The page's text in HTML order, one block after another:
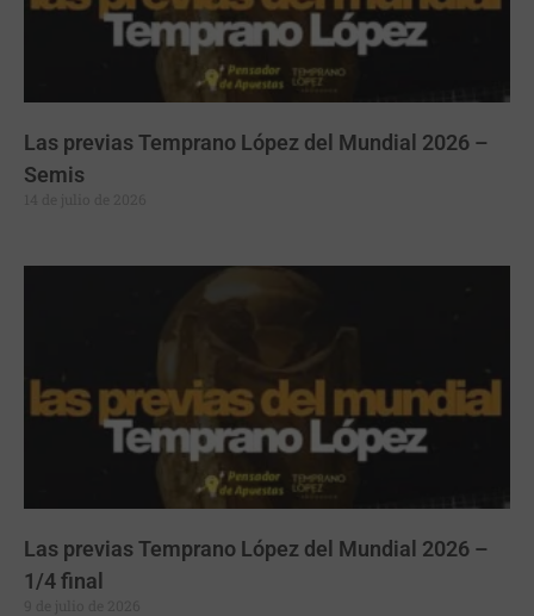
Las previas Temprano López del Mundial 2026 –
Semis
Las previas Temprano López del Mundial 2026 –
1/4 final